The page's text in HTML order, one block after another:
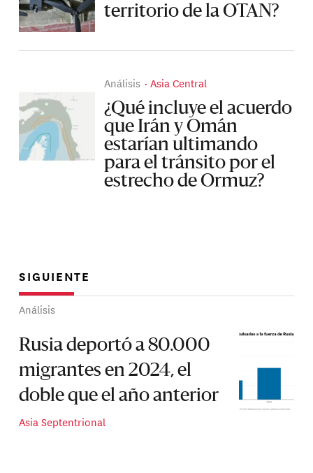
territorio de la OTAN?
Análisis Asia Central
¿Qué incluye el acuerdo
que Irán y Omán
estarían ultimando
para el tránsito por el
estrecho de Ormuz?
SIGUIENTE
Análisis
Rusia deportó a 80.000
migrantes en 2024, el
doble que el año anterior
Asia Septentrional